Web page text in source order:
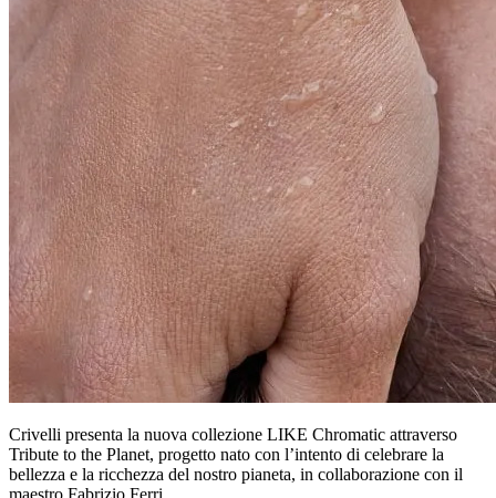
Crivelli presenta la nuova collezione LIKE Chromatic attraverso
Tribute to the Planet, progetto nato con l’intento di celebrare la
bellezza e la ricchezza del nostro pianeta, in collaborazione con il
maestro Fabrizio Ferri.